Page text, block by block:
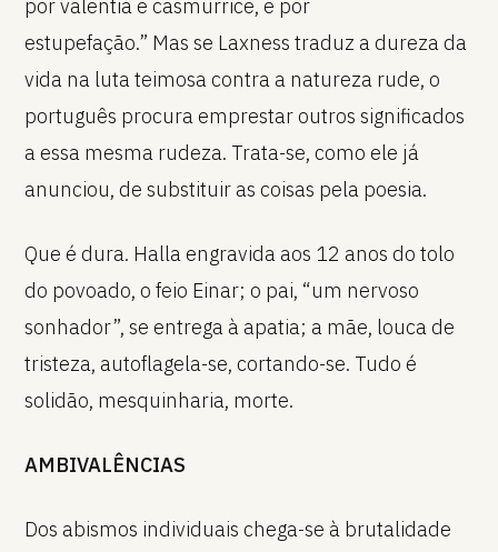
por valentia e casmurrice, e por
estupefação.” Mas se Laxness traduz a dureza da
vida na luta teimosa contra a natureza rude, o
português procura emprestar outros significados
a essa mesma rudeza. Trata-se, como ele já
anunciou, de substituir as coisas pela poesia.
Que é dura. Halla engravida aos 12 anos do tolo
do povoado, o feio Einar; o pai, “um nervoso
sonhador”, se entrega à apatia; a mãe, louca de
tristeza, autoflagela-se, cortando-se. Tudo é
solidão, mesquinharia, morte.
AMBIVALÊNCIAS
Dos abismos individuais chega-se à brutalidade